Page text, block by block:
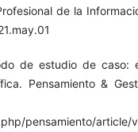
de la
de estudio de caso:
Pensamiento &
pensamiento/article/